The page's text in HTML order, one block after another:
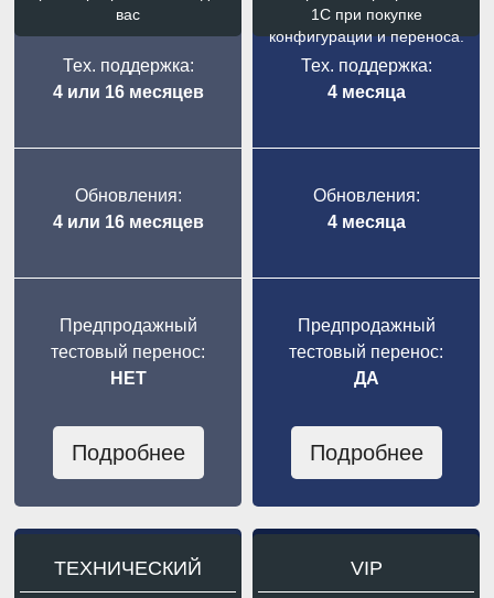
вас
Тех. поддержка:
4 или 16 месяцев
Обновления:
4 или 16 месяцев
Предпродажный
тестовый перенос:
НЕТ
Подробнее
1С при покупке
конфигурации и переноса.
Тех. поддержка:
4 месяца
Обновления:
4 месяца
Предпродажный
тестовый перенос:
ДА
Подробнее
ТЕХНИЧЕСКИЙ VIP